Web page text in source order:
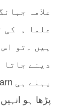
علامہ
علما ء کی
ہیں ۔تو
دینے جاتا
پڑھا ہو